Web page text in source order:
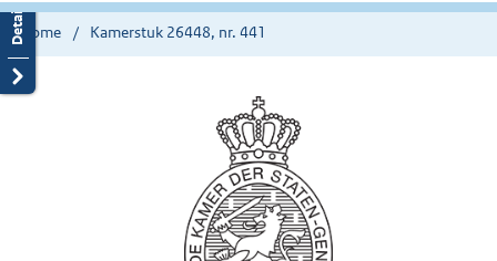
Home Kamerstuk 26448, nr. 441